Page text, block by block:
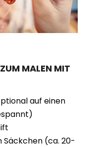
MALEN MIT
auf einen
Säckchen (ca. 20-